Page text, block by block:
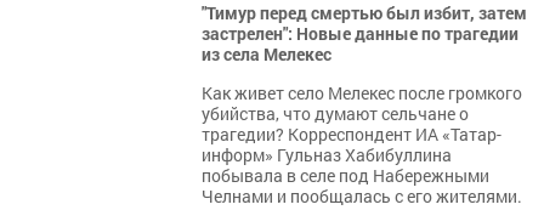
"Тимур перед смертью был избит, затем
застрелен": Новые данные по трагедии
из села Мелекес
Как живет село Мелекес после громкого
убийства, что думают сельчане о
трагедии? Корреспондент ИА «Татар-
информ» Гульназ Хабибуллина
побывала в селе под Набережными
Челнами и пообщалась с его жителями.